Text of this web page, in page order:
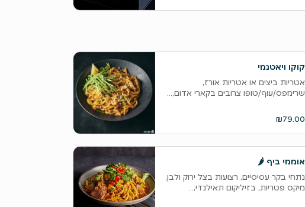
קוקו ויאטנמי
אטריות ביצים או אטריות אורז,
שרימפס/עוף/טופו צרובים בקארי אדום,...
₪79.00
אוממי ביף 🌶️
נתחי בקר עסיסיים, רצועות בצל ירוק ולבן,
מיקס פטריות, בזיליקום תאילנדי,...